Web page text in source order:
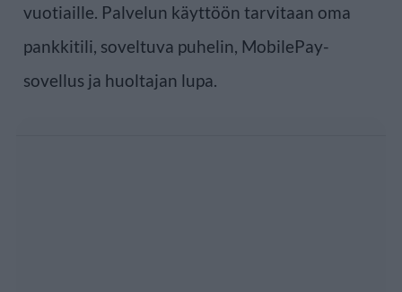
vuotiaille. Palvelun käyttöön tarvitaan oma
pankkitili, soveltuva puhelin, MobilePay-
sovellus ja huoltajan lupa.